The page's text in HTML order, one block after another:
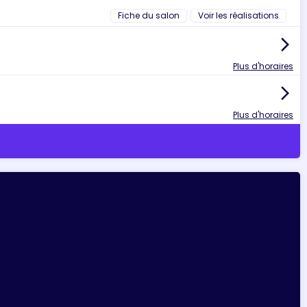
Fiche du salon Voir les réalisations
arrow_forward_ios
Plus d'horaires
arrow_forward_ios
Plus d'horaires